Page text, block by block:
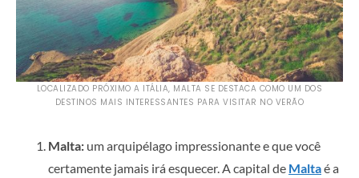
LOCALIZADO PRÓXIMO A ITÁLIA, MALTA SE DESTACA COMO UM DOS
DESTINOS MAIS INTERESSANTES PARA VISITAR NO VERÃO
Malta: um arquipélago impressionante e que você
certamente jamais irá esquecer. A capital de Maltaé a